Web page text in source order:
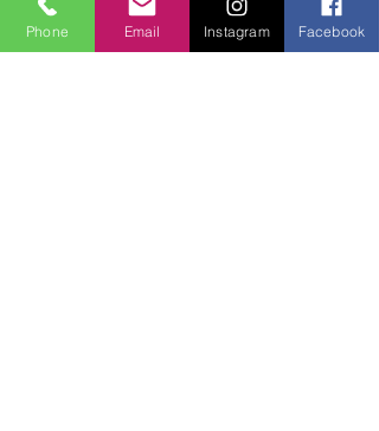
gizlenmesi, halkla devleti birbirinden
uzaklaştırır mı?
Phone Email Instagram Facebook